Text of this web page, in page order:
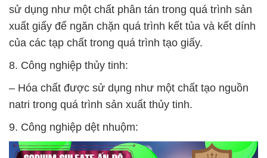
sử dụng như một chất phân tán trong quá trình sản
xuất giấy để ngăn chặn quá trình kết tủa và kết dính
của các tạp chất trong quá trình tạo giấy.
8. Công nghiệp thủy tinh:
– Hóa chất được sử dụng như một chất tạo nguồn
natri trong quá trình sản xuất thủy tinh.
9. Công nghiệp dệt nhuộm: